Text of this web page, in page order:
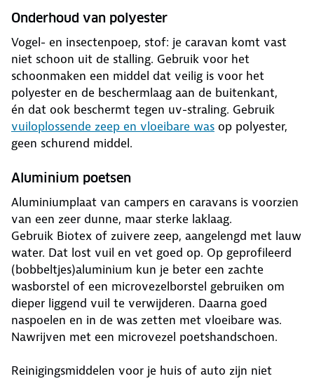
Onderhoud van polyester
Vogel- en insectenpoep, stof: je caravan komt vast
niet schoon uit de stalling. Gebruik voor het
schoonmaken een middel dat veilig is voor het
polyester en de beschermlaag aan de buitenkant,
én dat ook beschermt tegen uv-straling. Gebruik
vuiloplossende zeep en vloeibare was op polyester,
geen schurend middel.
Aluminium poetsen
Aluminiumplaat van campers en caravans is voorzien
van een zeer dunne, maar sterke laklaag.
Gebruik Biotex of zuivere zeep, aangelengd met lauw
water. Dat lost vuil en vet goed op. Op geprofileerd
(bobbeltjes)aluminium kun je beter een zachte
wasborstel of een microvezelborstel gebruiken om
dieper liggend vuil te verwijderen. Daarna goed
naspoelen en in de was zetten met vloeibare was.
Nawrijven met een microvezel poetshandschoen.
Reinigingsmiddelen voor je huis of auto zijn niet